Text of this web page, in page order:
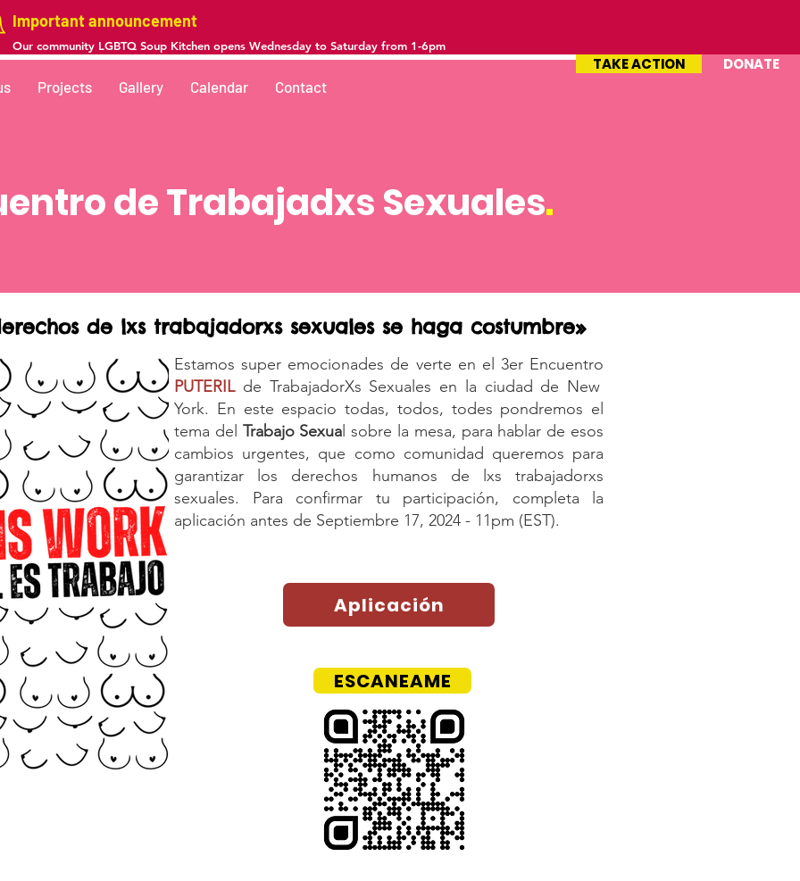
DONATE
TAKE ACTION
Important announcement
Our community LGBTQ Soup Kitchen opens Wednesday to Saturday from 1-6pm
Projects Gallery Calendar Contact
de Trabajadxs Sexuales.
de lxs trabajadorxs sexuales se haga costumbre»
Estamos super emocionades de verte en el 3er Encuentro
PUTERILde TrabajadorXs Sexuales en la ciudad de New
York. En este espacio todas, todos, todes pondremos el
tema del Trabajo Sexua l sobre la mesa, para hablar de esos
cambios urgentes, que como comunidad queremos para
garantizar los derechos humanos de lxs trabajadorxs
sexuales. Para confirmar tu participación, completa la
aplicación antes de Septiembre 17, 2024 - 11pm (EST).
Aplicación
ESCANEAME